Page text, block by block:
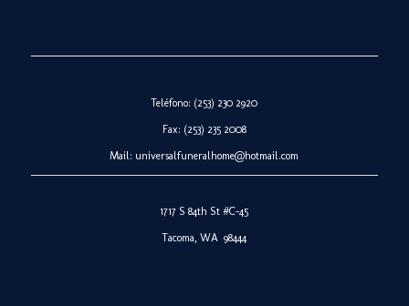
Teléfono: (253) 230 2920
Fax: (253) 235 2008
Mail: universalfuneralhome@hotmail.com
1717 S 84th St #C-45
Tacoma, WA 98444